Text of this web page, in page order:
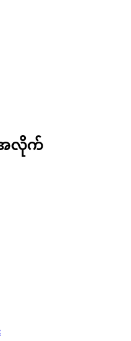
ဍအလိုက်